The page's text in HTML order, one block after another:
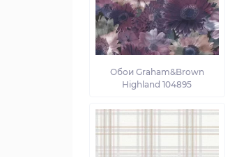
Обои Graham&Brown
Highland 104895